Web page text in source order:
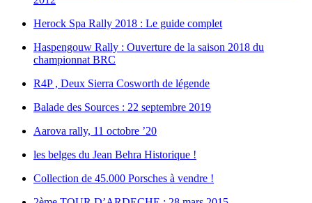
Herock Spa Rally 2018 : Le guide complet
Haspengouw Rally : Ouverture de la saison 2018 du
championnat BRC
R4P , Deux Sierra Cosworth de légende
Balade des Sources : 22 septembre 2019
Aarova rally, 11 octobre ’20
les belges du Jean Behra Historique !
Collection de 45.000 Porsches à vendre !